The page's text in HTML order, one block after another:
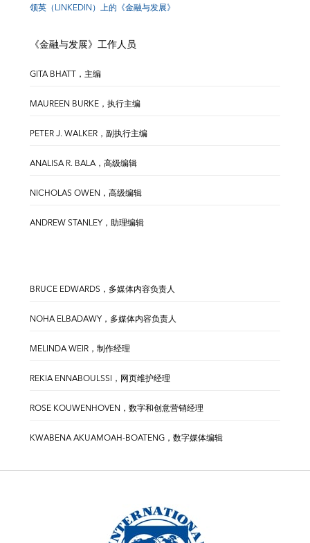
领英（LINKEDIN）上的《金融与发展》
《金融与发展》工作人员
GITA BHATT，主编
MAUREEN BURKE，执行主编
PETER J. WALKER，副执行主编
ANALISA R. BALA，高级编辑
NICHOLAS OWEN，高级编辑
ANDREW STANLEY，助理编辑
BRUCE EDWARDS，多媒体内容负责人
NOHA ELBADAWY，多媒体内容负责人
MELINDA WEIR，制作经理
REKIA ENNABOULSSI，网页维护经理
ROSE KOUWENHOVEN，数字和创意营销经理
KWABENA AKUAMOAH-BOATENG，数字媒体编辑